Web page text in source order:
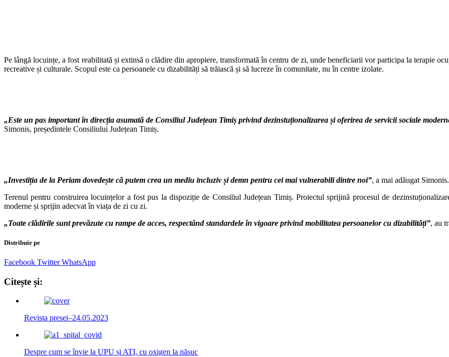
Pe lângă locuințe, a fost reabilitată și extinsă o clădire din apropiere, transformată în centru de zi, unde beneficiarii vor participa la terapie
recreative și culturale. Scopul este ca persoanele cu dizabilități să trăiască și să lucreze în comunitate, nu în centre izolate.
„Este un pas important în direcția asumată de Consiliul Județean Timiș privind dezinstuționalizarea și oferirea de servicii sociale
Simonis, președintele Consiliului Județean Timiș.
„Investiția de la Periam dovedește că putem crea un mediu incluziv și demn pentru cei mai vulnerabili dintre noi”, a mai adăugat Simonis.
Terenul pentru construirea locuințelor a fost pus la dispoziție de Consiliul Județean Timiș. Proiectul sprijină procesul de
moderne și sprijin adecvat în viața de zi cu zi.
„Toate clădirile sunt prevăzute cu rampe de acces, respectând standardele în vigoare privind mobilitatea persoanelor cu dizabilități”, au
Distribuie pe
Facebook Twitter WhatsApp
Citește și:
Revista presei–24.05.2023
Despre cum se învie la UPU și ATI, cu oxigen la năsuc